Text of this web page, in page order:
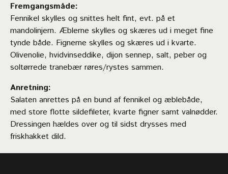
Fremgangsmåde:
Fennikel skylles og snittes helt fint, evt. på et
mandolinjern. Æblerne skylles og skæres ud i meget fine
tynde både. Fignerne skylles og skæres ud i kvarte.
Olivenolie, hvidvinseddike, dijon sennep, salt, peber og
soltørrede tranebær røres/rystes sammen.
Anretning:
Salaten anrettes på en bund af fennikel og æblebåde,
med store flotte sildefileter, kvarte figner samt valnødder.
Dressingen hældes over og til sidst drysses med
friskhakket dild.